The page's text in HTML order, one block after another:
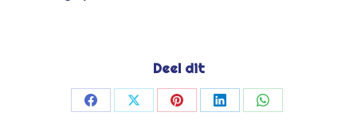
Deel dit
Deel
Deel
Deel
Deel
Deel